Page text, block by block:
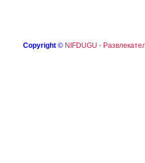
Copyright © NIFDUGU -